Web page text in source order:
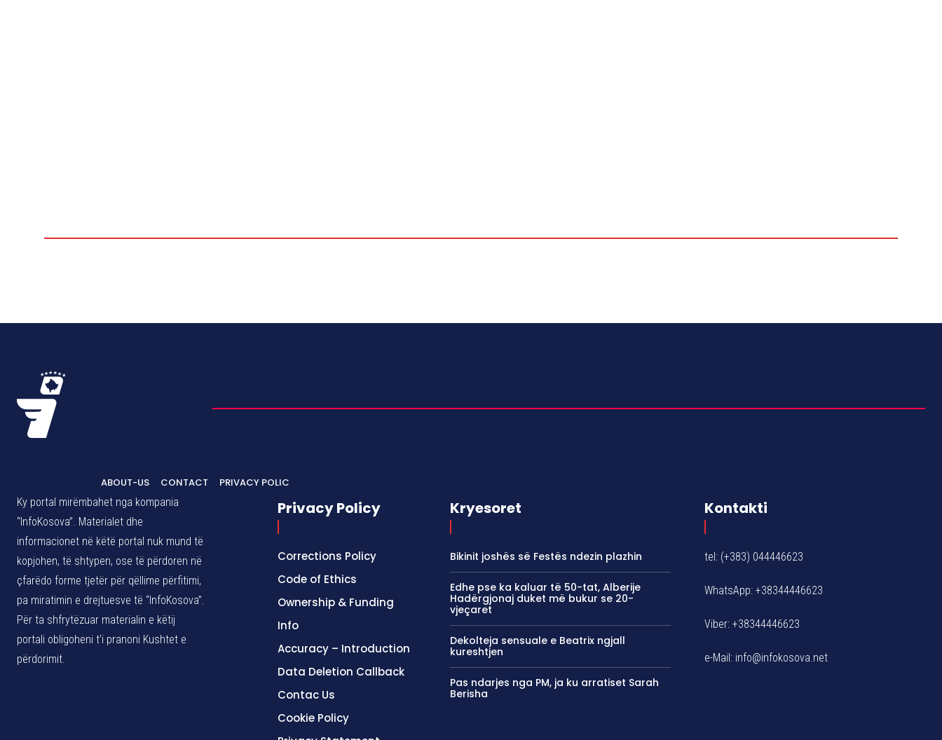
ABOUT-US CONTACT
PRIVACY POLIC
Ky portal mirëmbahet nga kompania
“InfoKosova”. Materialet dhe
informacionet në këtë portal nuk mund të
kopjohen, të shtypen, ose të përdoren në
çfarëdo forme tjetër për qëllime përfitimi,
pa miratimin e drejtuesve të “InfoKosova”.
Për ta shfrytëzuar materialin e këtij
portali obligoheni t’i pranoni Kushtet e
përdorimit.
Privacy Policy
Corrections Policy
Code of Ethics
Ownership & Funding
Info
Accuracy – Introduction
Data Deletion Callback
Contac Us
Cookie Policy
Kryesoret
Bikinit joshës së Festës ndezin plazhin
Edhe pse ka kaluar të 50-tat, Alberije
Hadërgjonaj duket më bukur se 20-
vjeçaret
Dekolteja sensuale e Beatrix ngjall
kureshtjen
Pas ndarjes nga PM, ja ku arratiset Sarah
Berisha
Kontakti
tel: (+383) 044446623
WhatsApp: +38344446623
Viber: +38344446623
e-Mail: info@infokosova.net